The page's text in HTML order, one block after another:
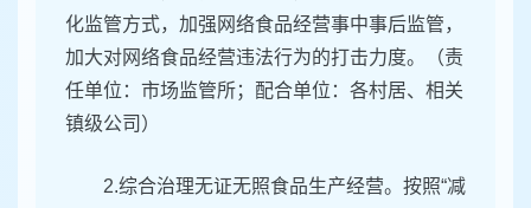
化监管方式，加强网络食品经营事中事后监管，
加大对网络食品经营违法行为的打击力度。（责
任单位：市场监管所；配合单位：各村居、相关
镇级公司）
2.综合治理无证无照食品生产经营。按照“减